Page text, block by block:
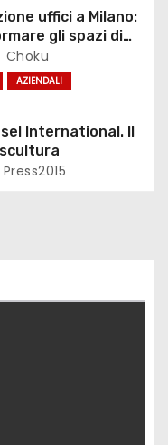
uffici a Milano:
gli spazi di
Choku
AZIENDALI
International. Il
Press2015